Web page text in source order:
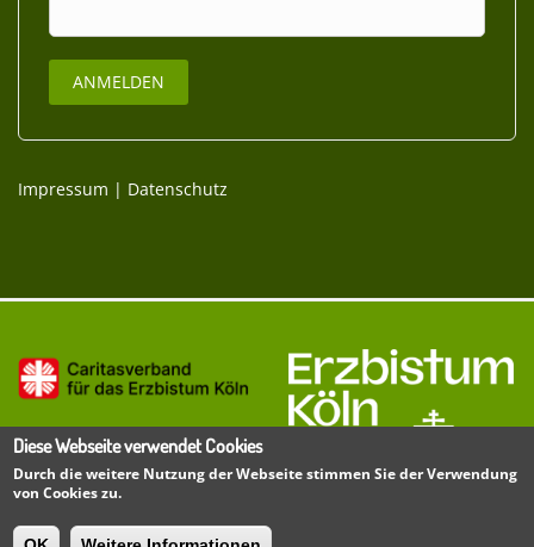
Impressum | Datenschutz
Diese Webseite verwendet Cookies
Durch die weitere Nutzung der Webseite stimmen Sie der Verwendung
von Cookies zu.